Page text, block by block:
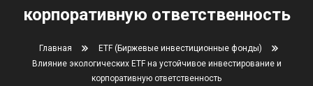
корпоративную ответственность
Главная
ETF (Биржевые инвестиционные фонды)
Влияние экологических ETF на устойчивое инвестирование и
корпоративную ответственность